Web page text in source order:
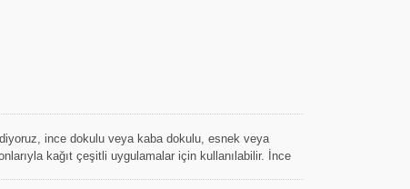
ince dokulu veya kaba dokulu, esnek veya
kağıt çeşitli uygulamalar için kullanılabilir. İnce